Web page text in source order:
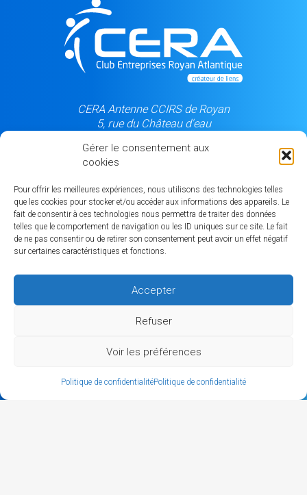
Gérer le consentement aux
cookies
Pour offrir les meilleures expériences, nous utilisons des technologies telles
que les cookies pour stocker et/ou accéder aux informations des appareils. Le
fait de consentir à ces technologies nous permettra de traiter des données
telles que le comportement de navigation ou les ID uniques sur ce site. Le fait
de ne pas consentir ou de retirer son consentement peut avoir un effet négatif
sur certaines caractéristiques et fonctions.
Accepter
Refuser
Voir les préférences
Politique de confidentialitéPolitique de confidentialité
CERA Antenne CCIRS de Royan
5, rue du Château d'eau
Notre partenaire
L'annuaire des membres